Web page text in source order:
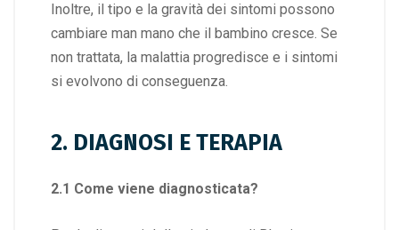
Inoltre, il tipo e la gravità dei sintomi possono
cambiare man mano che il bambino cresce. Se
non trattata, la malattia progredisce e i sintomi
si evolvono di conseguenza.
2. DIAGNOSI E TERAPIA
2.1 Come viene diagnosticata?